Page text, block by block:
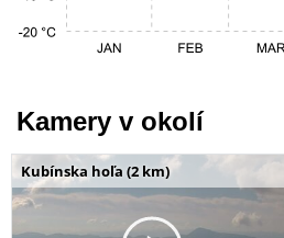
Kamery v okolí
Kubínska hoľa (2 km)